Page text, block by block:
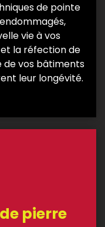
de pointe
vie à vos
la réfection de
de vos bâtiments
leur longévité.
pierre